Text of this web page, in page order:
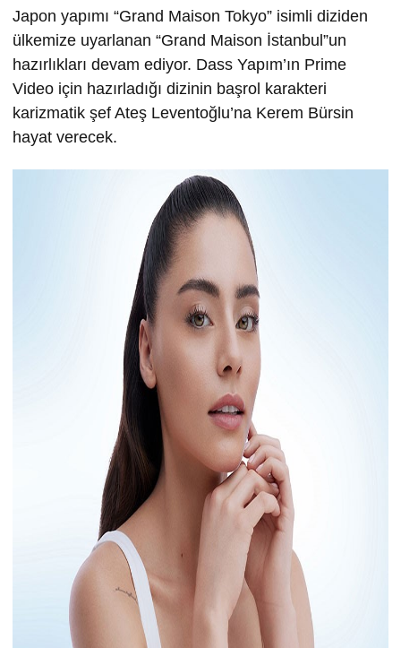
Japon yapımı “Grand Maison Tokyo” isimli diziden
ülkemize uyarlanan “Grand Maison İstanbul”un
hazırlıkları devam ediyor. Dass Yapım’ın Prime
Video için hazırladığı dizinin başrol karakteri
karizmatik şef Ateş Leventoğlu’na Kerem Bürsin
hayat verecek.